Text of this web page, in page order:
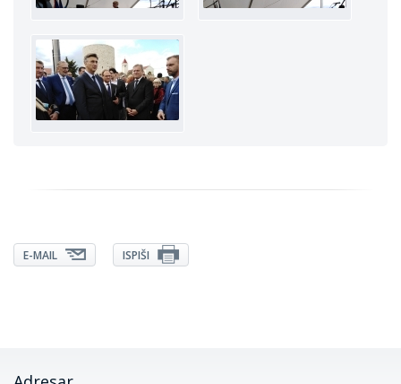
E-MAIL ISPIŠI